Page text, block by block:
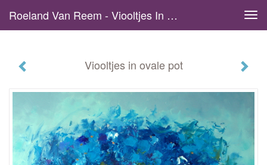
Roeland Van Reem - Viooltjes In Ovale Pot
Viooltjes in ovale pot